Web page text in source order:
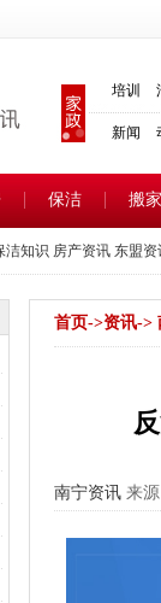
培训
新闻
保洁 搬
洁知识 房产资讯 东盟资
首页->资讯->
南宁资讯 来